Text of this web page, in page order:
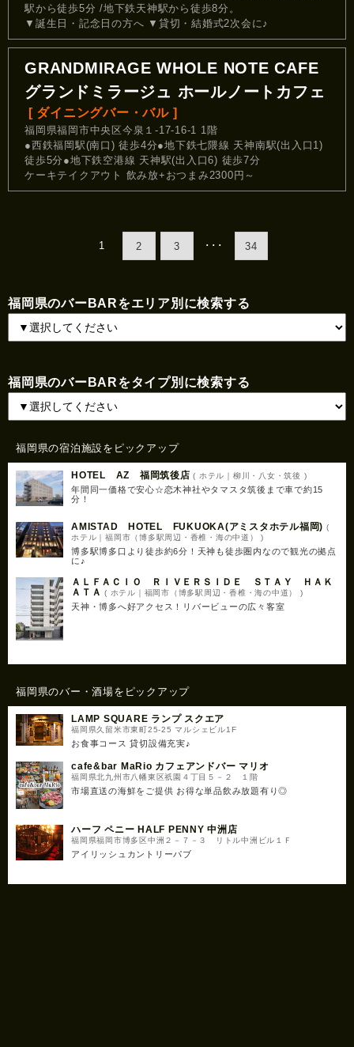
駅から徒歩5分 /地下鉄天神駅から徒歩8分。
▼誕生日・記念日の方へ ▼貸切・結婚式2次会に♪
GRANDMIRAGE WHOLE NOTE CAFE
グランドミラージュ ホールノートカフェ
[ ダイニングバー・バル ]
福岡県福岡市中央区今泉１-17-16-1 1階
●西鉄福岡駅(南口) 徒歩4分●地下鉄七隈線 天神南駅(出入口1)
徒歩5分●地下鉄空港線 天神駅(出入口6) 徒歩7分
ケーキテイクアウト 飲み放+おつまみ2300円～
1 2 3 ･･･ 34
福岡県のバーBARをエリア別に検索する
福岡県のバーBARをタイプ別に検索する
福岡県の宿泊施設をピックアップ
HOTEL AZ 福岡筑後店 ( ホテル｜柳川・八女・筑後 )
年間同一価格で安心☆恋木神社やタマスタ筑後まで車で約15
分！
AMISTAD HOTEL FUKUOKA(アミスタホテル福岡) (
ホテル｜福岡市（博多駅周辺・香椎・海の中道） )
博多駅博多口より徒歩約6分！天神も徒歩圏内なので観光の拠点
に♪
ＡＬＦＡＣＩＯ ＲＩＶＥＲＳＩＤＥ ＳＴＡＹ ＨＡＫ
ＡＴＡ ( ホテル｜福岡市（博多駅周辺・香椎・海の中道） )
天神・博多へ好アクセス！リバービューの広々客室
福岡県のバー・酒場をピックアップ
LAMP SQUARE ランプ スクエア
福岡県久留米市東町25-25 マルシェビル1F
お食事コース 貸切設備充実♪
cafe&bar MaRio カフェアンドバー マリオ
福岡県北九州市八幡東区祇園４丁目５－２ １階
市場直送の海鮮をご提供 お得な単品飲み放題有り◎
ハーフ ペニー HALF PENNY 中洲店
福岡県福岡市博多区中洲２－７－３ リトル中洲ビル１Ｆ
アイリッシュカントリーパブ